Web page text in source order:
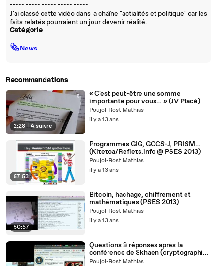
----- ----- ----- ----- -----
J'ai classé cette vidéo dans la chaîne "actialités et politique" car les
faits relatés pourraient un jour devenir réalité.
Catégorie
🗞News
Recommandations
2:28 | À suivre
« C'est peut-être une somme
importante pour vous… » (JV Placé)
Poujol-Rost Mathias
il y a 13 ans
57:53
Programmes GIG, GCCS-J, PRISM…
(Kitetoa/Reflets.info @ PSES 2013)
Poujol-Rost Mathias
il y a 13 ans
50:57
Bitcoin, hachage, chiffrement et
mathématiques (PSES 2013)
Poujol-Rost Mathias
il y a 13 ans
Questions & réponses après la
conférence de Skhaen (cryptographie
et sécurité)
Poujol-Rost Mathias